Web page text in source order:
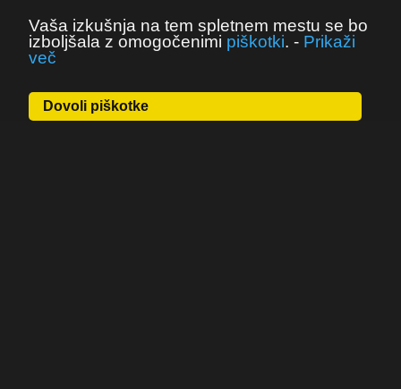
Vaša izkušnja na tem spletnem mestu se bo
izboljšala z omogočenimi piškotki. - Prikaži
več
Dovoli piškotke